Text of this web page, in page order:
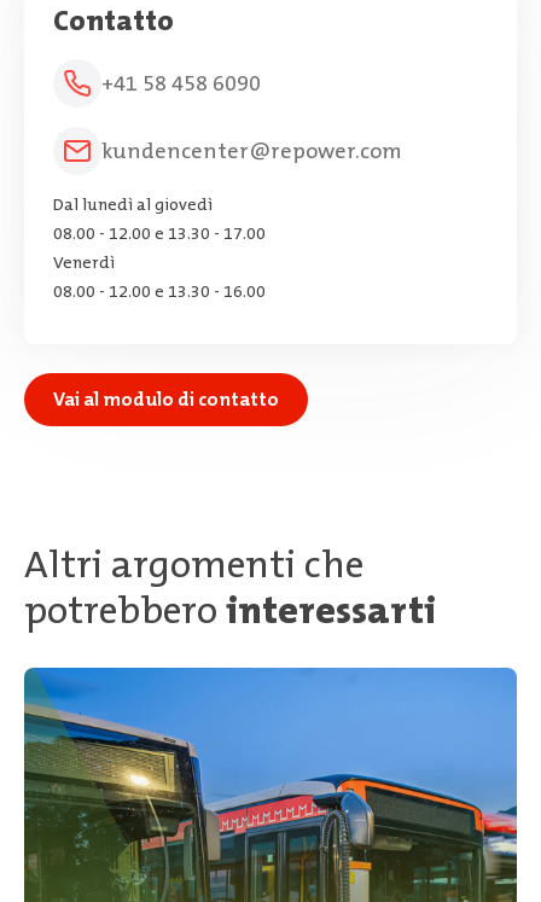
Contatto
+41 58 458 6090
kundencenter@repower.com
Dal lunedì al giovedì
08.00 - 12.00 e 13.30 - 17.00
Venerdì
08.00 - 12.00 e 13.30 - 16.00
Vai al modulo di contatto
Altri argomenti che
potrebberointeressarti